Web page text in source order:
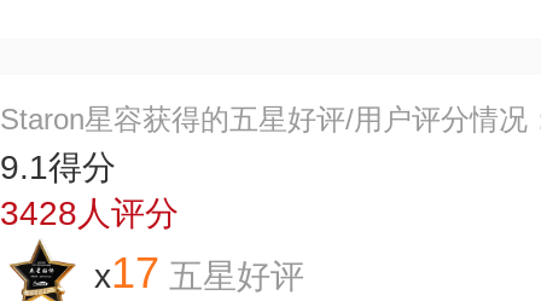
Staron星容获得的五星好评/用户评分情况
9.1得分
3428人评分
x17 五星好评